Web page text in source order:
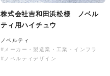
株式会社吉和田浜松様 ノベル
ティ用ハイチュウ
ノベルティ
#メーカー・製造業・工業・インフラ
#ノベルティデザイン